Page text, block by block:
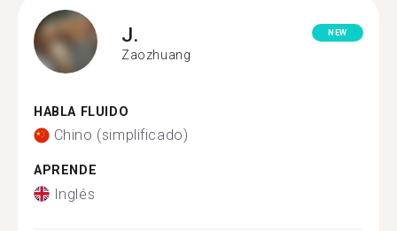
J.
Zaozhuang
NEW
HABLA FLUIDO
Chino (simplificado)
APRENDE
Inglés